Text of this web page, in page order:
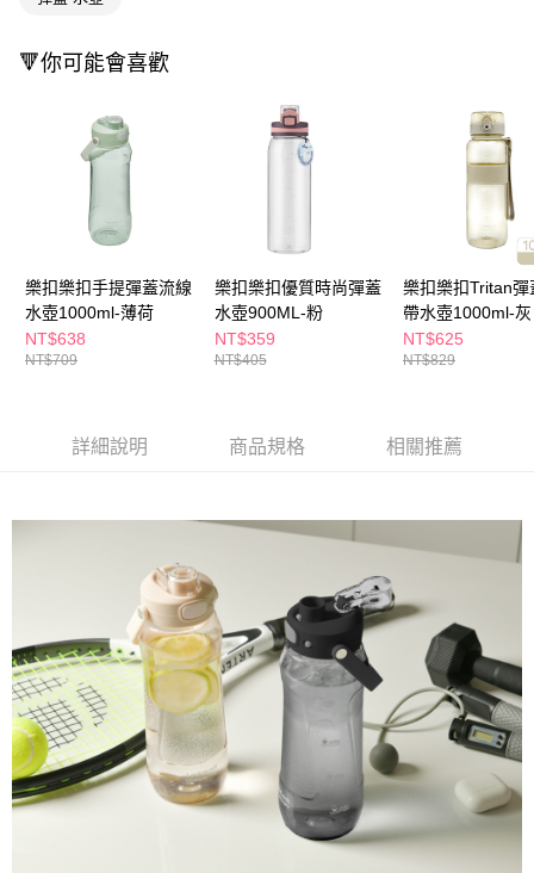
ATM／網路銀行／等多元方式進行付款，方視為交易完成。
後付繳納相關費用。
※ 交易是否成功請以「AFTEE先享後付 」之結帳頁面顯示為準，若有關於
是否繳費成功／繳費後需取消欲退款等相關疑問，請聯繫「AFTEE先享後付
客戶支援中心」
【注意事項】
１．透過由恩沛科技股份有限公司提供之「AFTEE先享後付」服務完成之交
權轉讓予恩沛科技股份有限公司。
２．關於個人資料處理事宜，請瀏覽以下網址：
https://aftee.tw/terms/#terms3
３．未成年的使用者請事先徵得法定代理人或監護人之同意方可使用
時審查核予不同之上限額度；若仍有額度不足之情形，本公司將視審查結果
萊爾富取貨付款
付款後萊爾富取貨
每筆NT$65，滿NT$490(含以上)免運費
7-11取貨付款
每筆NT$65，滿NT$490(含以上)免運費
付款後7-11取貨
每筆NT$65，滿NT$490(含以上)免運費
付款後寶雅門市自取(由倉庫統一出貨)
🔻你可能會喜歡
樂扣樂扣手提彈蓋流線
水壺1000ml-薄荷
NT$638
NT$709
樂扣樂扣優質時尚彈蓋
水壺900ML-粉
NT$359
NT$405
樂扣樂扣Tritan彈
帶水壺1000ml-灰
NT$625
NT$829
詳細說明 商品規格 相關推薦